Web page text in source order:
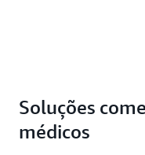
Soluções
médicos